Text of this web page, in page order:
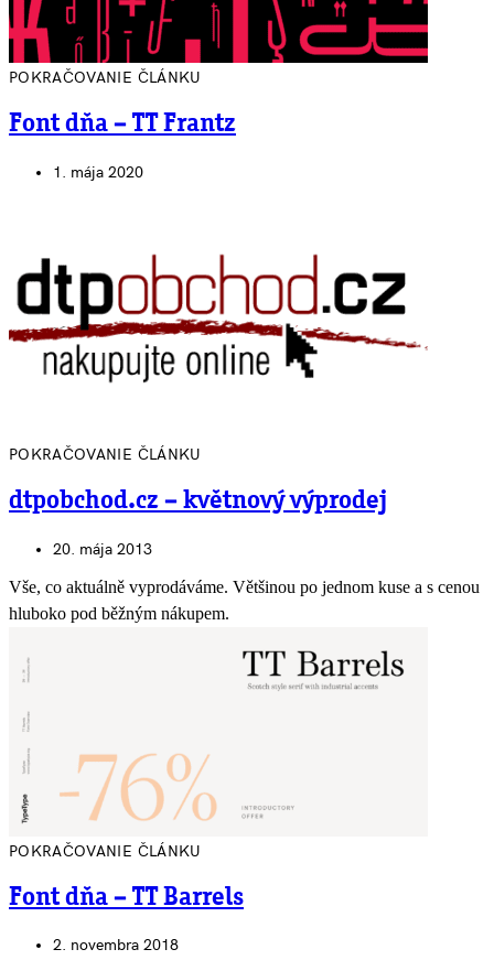
POKRAČOVANIE ČLÁNKU
Font dňa – TT Frantz
1. mája 2020
POKRAČOVANIE ČLÁNKU
dtpobchod.cz – květnový výprodej
20. mája 2013
Vše, co aktuálně vyprodáváme. Většinou po jednom kuse a s cenou
hluboko pod běžným nákupem.
POKRAČOVANIE ČLÁNKU
Font dňa – TT Barrels
2. novembra 2018